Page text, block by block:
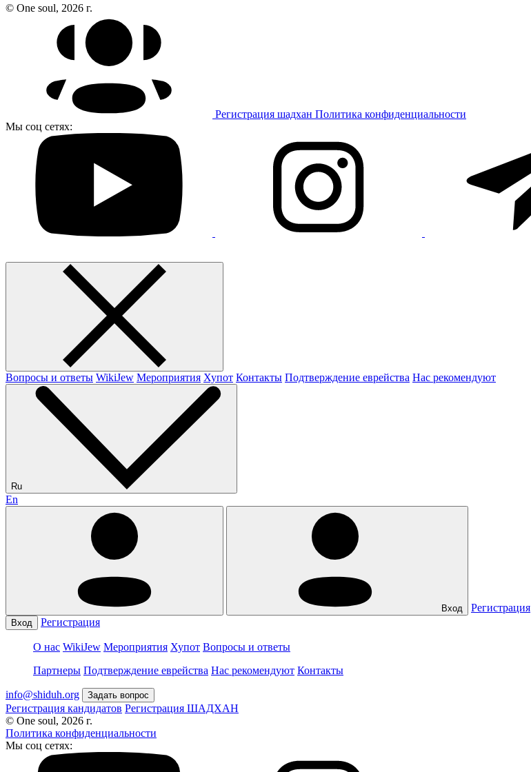
© One soul, 2026 г.
Регистрация шадхан Политика конфиденциальности
Мы соц сетях:
Вопросы и ответы WikiJew Мероприятия Хупот Контакты Подтверждение еврейства Нас рекомендуют
Ru
En
Вход Регистрация
Вход Регистрация
О нас WikiJew Мероприятия Хупот Вопросы и ответы
Партнеры Подтверждение еврейства Нас рекомендуют Контакты
info@shiduh.org Задать вопрос
Регистрация кандидатов Регистрация ШАДХАН
© One soul, 2026 г.
Политика конфиденциальности
Мы соц сетях: